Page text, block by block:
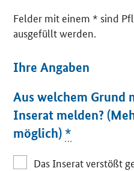
Felder mit einem * sind
ausgefüllt werden.
Ihre Angaben
Aus welchem Grund
Inserat melden?
möglich) *
Das Inserat verstößt